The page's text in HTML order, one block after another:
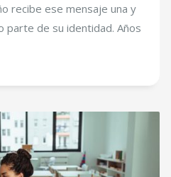
recibe ese mensaje una y
parte de su identidad. Años